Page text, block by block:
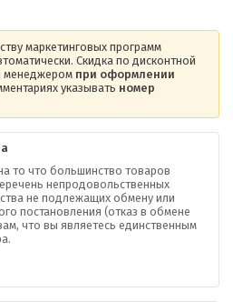
маркетинговых программ
Скидка по дисконтной
менеджером при оформлении
указывать номер
то что большинство товаров
непродовольственных
не подлежащих обмену или
постановления (отказ в обмене
что вы являетесь единственным